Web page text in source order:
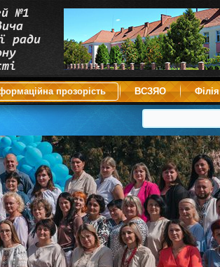
прозорість ВСЗЯО Філія